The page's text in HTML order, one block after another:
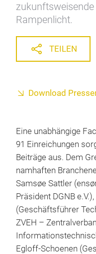
Rampenlicht.
TEILEN
Download
Eine unabhängige
91 Einreichungen
Beiträge aus. Dem
namhaften
Samsøe Sattler
Präsident DGNB
(Geschäftsführer
ZVEH –
Egloff-Schoenen